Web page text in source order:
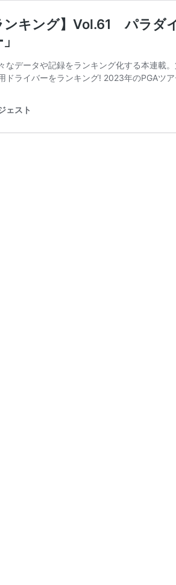
ンキング】Vol.61 パラダ
なデータや記録をランキング化する本連載
ドライバーをランキング! 2023年のPGAツ
ェスト